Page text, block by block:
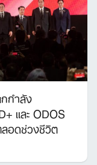
กำลัง
และ ODOS
อดช่วงชีวิต